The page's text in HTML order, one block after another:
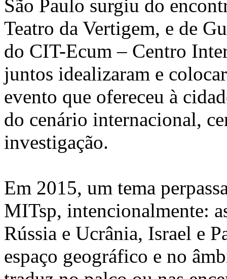
São Paulo surgiu do
Teatro da Vertigem, e de
do CIT-Ecum – Centro
juntos idealizaram e
evento que ofereceu à
do cenário internacional,
investigação.
Em 2015, um tema
MITsp, intencionalmente:
Rússia e Ucrânia, Israel e
espaço geográfico e no